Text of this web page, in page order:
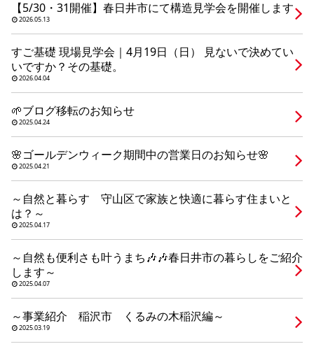
建築実例
モデルハウス検索・見学予約
シミュレーション
キャンペーン・コラボ情報
家づくりの知識
お問い合わせ
【5/30・31開催】春日井市にて構造見学会を開催します
2026.05.13
すご基礎 現場見学会｜4月19日（日） 見ないで決めてい
いですか？その基礎。
2026.04.04
🌱ブログ移転のお知らせ
2025.04.24
🌸ゴールデンウィーク期間中の営業日のお知らせ🌸
2025.04.21
～自然と暮らす 守山区で家族と快適に暮らす住まいと
は？～
2025.04.17
～自然も便利さも叶うまち🎶🎶春日井市の暮らしをご紹介
します～
2025.04.07
～事業紹介 稲沢市 くるみの木稲沢編～
2025.03.19